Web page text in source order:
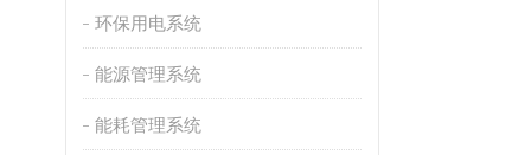
环保用电系统
能源管理系统
能耗管理系统